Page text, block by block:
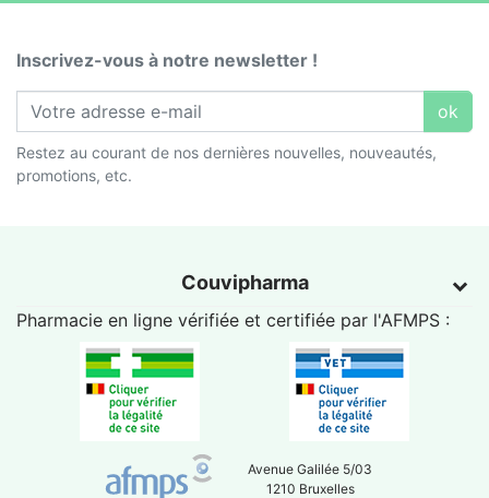
Inscrivez-vous à notre newsletter !
ok
Restez au courant de nos dernières nouvelles, nouveautés,
promotions, etc.
Couvipharma
Pharmacie en ligne vérifiée et certifiée par l'AFMPS :
Avenue Galilée 5/03
1210 Bruxelles